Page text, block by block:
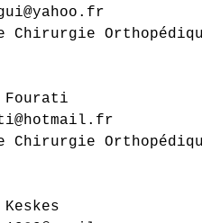
Orthopédique
Fourati
Orthopédique